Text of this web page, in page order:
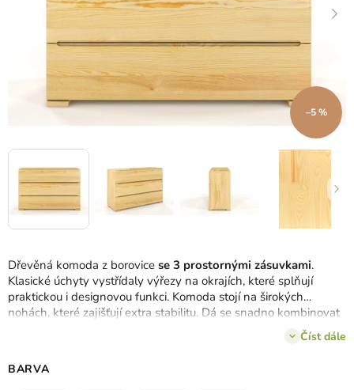
Dřevěná komoda z borovice se 3 prostornými zásuvkami.
Klasické úchyty vystřídaly výřezy na okrajích, které splňují
praktickou i designovou funkci. Komoda stojí na širokých
nohách, které zajišťují extra stabilitu. Dá se snadno kombinovat
Číst dále
BARVA
–5 %